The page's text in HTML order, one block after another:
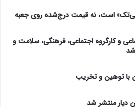
کرد! بعد هم در مصاحبه‌ای عنوان
بوده و ما باید حکمی صادر
و دیگر کسی جرات نکند دعوت تیم
پاسخ به این سوال که این کار آینده
است، نه قیمت درج‌شده روی جعبه
و کارگروه اجتماعی، فرهنگی، سلامت و
شد
با توهین و تخریب
دیار منتشر شد